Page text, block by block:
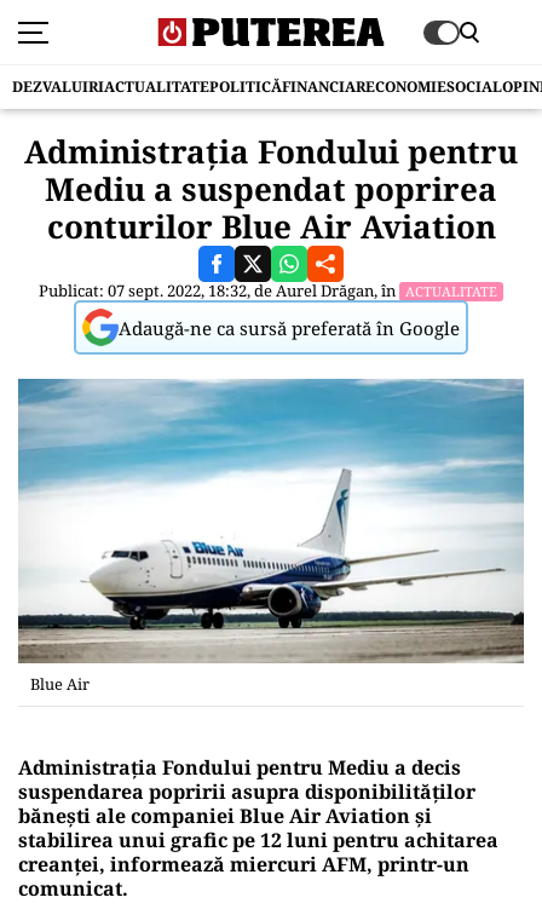
DEZVALUIRIACTUALITATEPOLITICĂFINANCIARECONOMIESOCIAL
Administrația Fondului pentru
Mediu a suspendat poprirea
conturilor Blue Air Aviation
Publicat: 07 sept. 2022, 18:32, deAurel Drăgan, în ACTUALITATE
Adaugă-ne ca sursă preferată în Google
Blue Air
Administraţia Fondului pentru Mediu a decis
suspendarea popririi asupra disponibilităţilor
băneşti ale companiei Blue Air Aviation şi
stabilirea unui grafic pe 12 luni pentru achitarea
creanţei, informează miercuri AFM, printr-un
comunicat.